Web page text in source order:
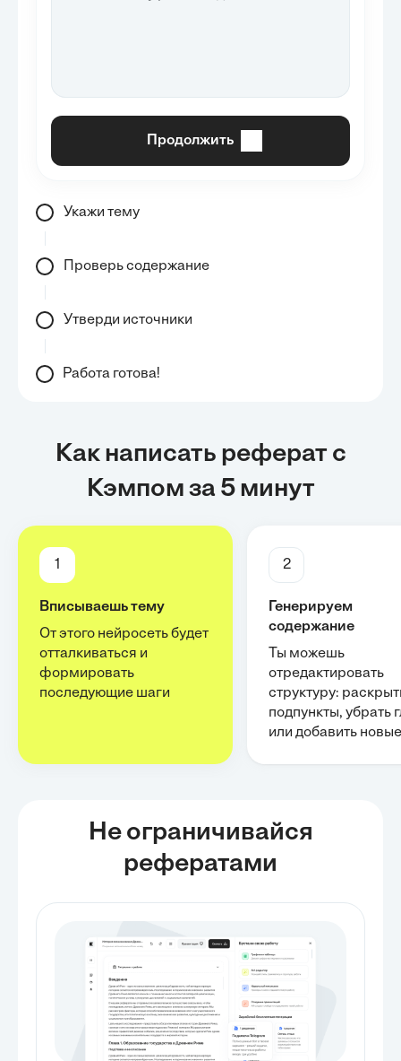
Продолжить
Укажи тему
Проверь содержание
Утверди источники
Работа готова!
Как написать реферат с
Кэмпом за 5 минут
1
Вписываешь тему
От этого нейросеть будет
отталкиваться и
формировать
последующие шаги
2
Генерируем
содержание
Ты можешь
отредактировать
структуру:
подпункты, убрать
или добавить новые
Не ограничивайся
рефератами